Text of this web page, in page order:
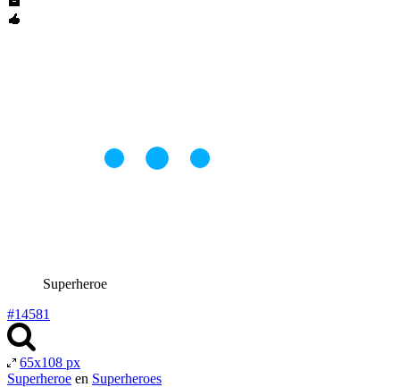
Superheroe
#14581
65x108 px
Superheroe en Superheroes